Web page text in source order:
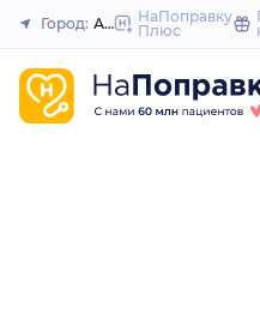
Город: АстраханьНаПоправку
Плюс